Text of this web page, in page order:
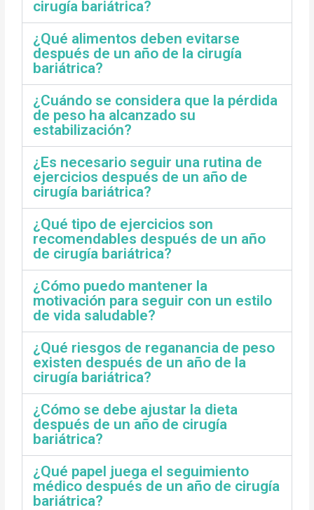
cirugía bariátrica?
¿Qué alimentos deben evitarse
después de un año de la cirugía
bariátrica?
¿Cuándo se considera que la pérdida
de peso ha alcanzado su
estabilización?
¿Es necesario seguir una rutina de
ejercicios después de un año de
cirugía bariátrica?
¿Qué tipo de ejercicios son
recomendables después de un año
de cirugía bariátrica?
¿Cómo puedo mantener la
motivación para seguir con un estilo
de vida saludable?
¿Qué riesgos de reganancia de peso
existen después de un año de la
cirugía bariátrica?
¿Cómo se debe ajustar la dieta
después de un año de cirugía
bariátrica?
¿Qué papel juega el seguimiento
médico después de un año de cirugía
bariátrica?